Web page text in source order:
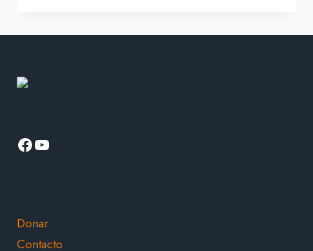
Facebook
YouTube
Donar
Contacto